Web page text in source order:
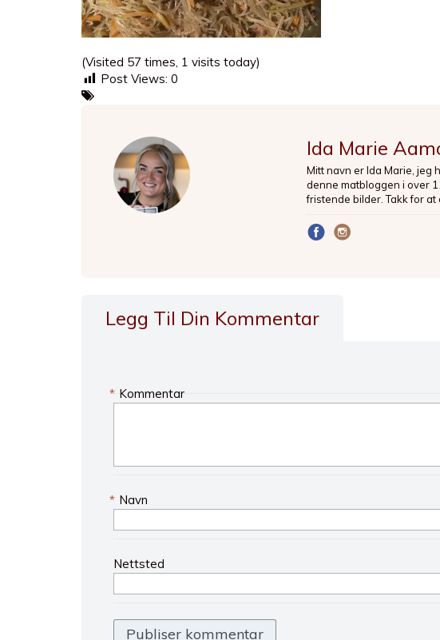
(Visited 57 times, 1 visits today)
Post Views: 0
Ida Marie
Mitt navn er Ida Marie, jeg
denne matbloggen i over
fristende bilder. Takk for
Legg Til Din Kommentar
Kommentar
*
Navn
*
Nettsted